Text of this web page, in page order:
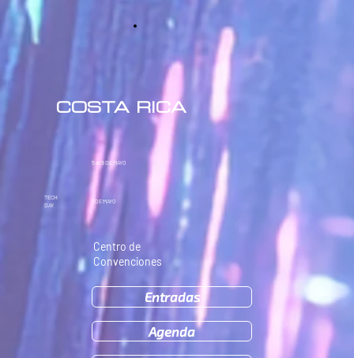
COSTA RICA
5 al 9DE MAYO
TECH
DAY
7 DE MAYO
Centro de
Convenciones
Entradas
Agenda